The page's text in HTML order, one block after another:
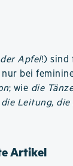
der Apfel!) sind
bei
; wie die
die Leitung, die
Artikel